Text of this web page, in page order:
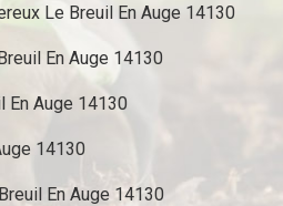
Le Breuil En Auge 14130
En Auge 14130
En Auge 14130
14130
En Auge 14130